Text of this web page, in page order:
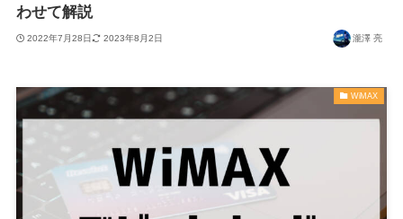
わせて解説
2022年7月28日 2023年8月2日 瀧澤 亮
WiMAX